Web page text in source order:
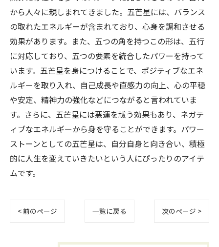
から人々に親しまれてきました。五芒星には、バランス
の取れたエネルギーが含まれており、心身を調和させる
効果があります。また、五つの角を持つこの形は、五行
に対応しており、五つの要素を統合したパワーを持って
います。五芒星を身につけることで、ポジティブなエネ
ルギーを取り入れ、自己成長や直感力の向上、心の平穏
や安定、精神力の強化などにつながると言われていま
す。さらに、五芒星には悪運を祓う効果もあり、ネガテ
ィブなエネルギーから身を守ることができます。パワー
ストーンとしての五芒星は、自分自身と向き合い、積極
的に人生を変えていきたいという人にぴったりのアイテ
ムです。
< 前のページ 一覧に戻る 次のページ >